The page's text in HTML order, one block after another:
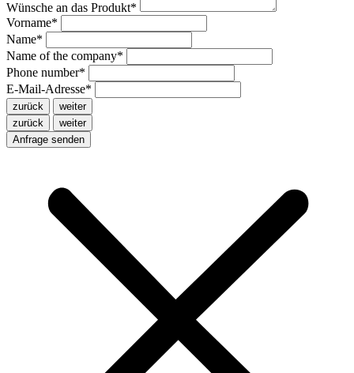
Wünsche an das Produkt*
Vorname*
Name*
Name of the company*
Phone number*
E-Mail-Adresse*
zurück
weiter
zurück
weiter
Anfrage senden